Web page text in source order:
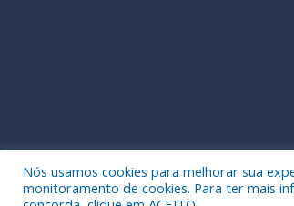
Todos os direitos reservados
Nós usamos cookies para melhorar sua
monitoramento de cookies. Para ter mais